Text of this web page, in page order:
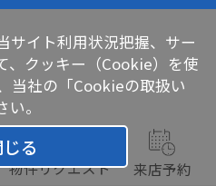
物件リクエスト 来店予約
サイト利用状況把握、サー
、クッキー（Cookie）を使
当社の 「Cookieの取扱い
。
る